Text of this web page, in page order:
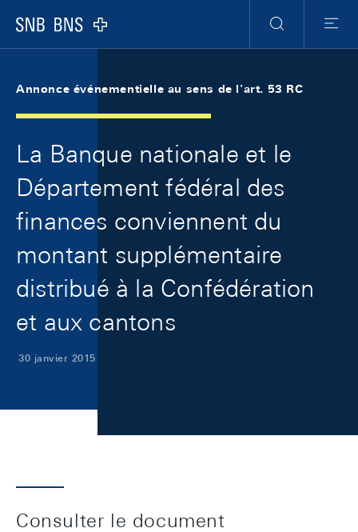
Logo
RechercheMenu
Annonce événementielle au sens de l'art. 53 RC
La Banque nationale et le
Département fédéral des
finances conviennent du
montant supplémentaire
distribué à la Confédération
et aux cantons
30 janvier 2015
Consulter le document